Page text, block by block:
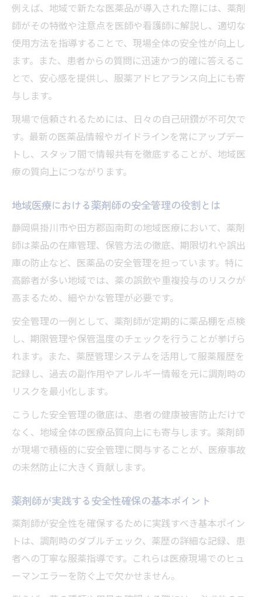
薬剤師が現場で役立てる安全管理ノウハウ
薬剤師が推進する安全性向上のチェック体
制
患者と向き合う薬剤師が守る命の現場
薬剤師が患者安全のために行う配慮と工夫
薬剤師の説明力が現場の安心につながる理
由
薬剤師として地域医療に安心を届ける方法
薬剤師が地域医療の安心を届ける連携の力
薬剤師が選ばれる理由と安心提供のポイン
ト
薬剤師の専門性が地域医療の信頼を高める
薬剤師が患者へ安心を伝える実践的アドバ
イス
薬剤師が地域医療の未来に果たす安心の役
割
例えば、地域で新たな医薬品が導入された際には、薬剤
師がその特徴や注意点を医師や看護師に解説し、適切な
使用方法を指導することで、現場全体の安全性が向上し
ます。また、患者からの質問に迅速かつ的確に答えるこ
とで、安心感を提供し、服薬アドヒアランス向上にも寄
与します。
現場で信頼されるためには、日々の自己研鑽が不可欠で
す。最新の医薬品情報やガイドラインを常にアップデー
トし、スタッフ間で情報共有を徹底することが、地域医
療の質向上につながります。
地域医療における薬剤師の安全管理の役割とは
静岡県掛川市や田方郡函南町の地域医療において、薬剤
師は薬品の在庫管理、保管方法の徹底、期限切れや誤出
庫の防止など、医薬品の安全管理を担っています。特に
高齢者が多い地域では、薬の誤飲や重複投与のリスクが
高まるため、細やかな管理が必要です。
安全管理の一例として、薬剤師が定期的に薬品棚を点検
し、期限管理や保管温度のチェックを行うことが挙げら
れます。また、薬歴管理システムを活用して服薬履歴を
記録し、過去の副作用やアレルギー情報を元に調剤時の
リスクを最小化します。
こうした安全管理の徹底は、患者の健康被害防止だけで
なく、地域全体の医療品質向上にも寄与します。薬剤師
が現場で積極的に安全管理に関与することが、医療事故
の未然防止に大きく貢献します。
薬剤師が実践する安全性確保の基本ポイント
薬剤師が安全性を確保するために実践すべき基本ポイン
トは、調剤時のダブルチェック、薬歴の詳細な記録、患
者への丁寧な服薬指導です。これらは医療現場でのヒュ
ーマンエラーを防ぐ上で欠かせません。